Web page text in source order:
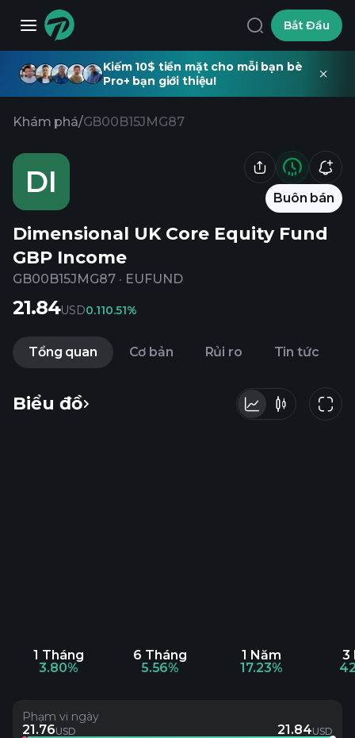
Bắt Đầu
Kiếm 10$ tiền mặt cho mỗi bạn bè
Pro+ bạn giới thiệu!
Khám phá/GB00B15JMG87
DI Buôn bán
Dimensional UK Core Equity Fund
GBP Income
GB00B15JMG87 · EUFUND
21.84USD0.110.51%
Tổng quan Cơ bản Rủi ro Tin tức
Biểu đồ
1 Tháng
3.80%
6 Tháng
5.56%
1 Năm
17.23%
3
Phạm vi ngày
21.76USD 21.84USD